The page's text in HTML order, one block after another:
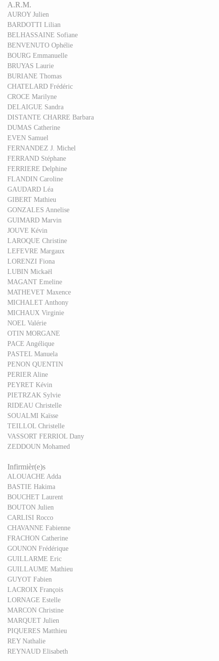
A.R.M.
AUROY Julien
BARDOTTI Lilian
BELHASSAINE Sofiane
BENVENUTO Ophélie
BOURG Emmanuelle
BRUYAS Laurie
BURIANE Thomas
CHATELARD Frédéric
CROCE Marilyne
DELAIGUE Sandra
DISTANTE CHARRE Barbara
DUMAS Catherine
EVEN Samuel
FERNANDEZ J. Michel
FERRAND Stéphane
FERRIERE Delphine
FLANDIN Caroline
GAUDARD Léa
GIBERT Mathieu
GONZALES Annelise
GUIMARD Marvin
JOUVE Kévin
LAROQUE Christine
LEFEVRE Margaux
LORENZI Fiona
LUBIN Mickaël
MAGANT Emeline
MATHEVET Maxence
MICHALET Anthony
MICHAUX Virginie
NOEL Valérie
OTIN MORGANE
PACE Angélique
PASTEL Manuela
PENON QUENTIN
PERIER Aline
PEYRET Kévin
PIETRZAK Sylvie
RIDEAU Christelle
SOUALMI Kaïsse
TEILLOL Christelle
VASSORT FERRIOL Dany
ZEDDOUN Mohamed
Infirmièr(e)s
ALOUACHE Adda
BASTIE Hakima
BOUCHET Laurent
BOUTON Julien
CARLISI Rocco
CHAVANNE Fabienne
FRACHON Catherine
GOUNON Frédérique
GUILLARME Eric
GUILLAUME Mathieu
GUYOT Fabien
LACROIX François
LORNAGE Estelle
MARCON Christine
MARQUET Julien
PIQUERES Matthieu
REY Nathalie
REYNAUD Elisabeth